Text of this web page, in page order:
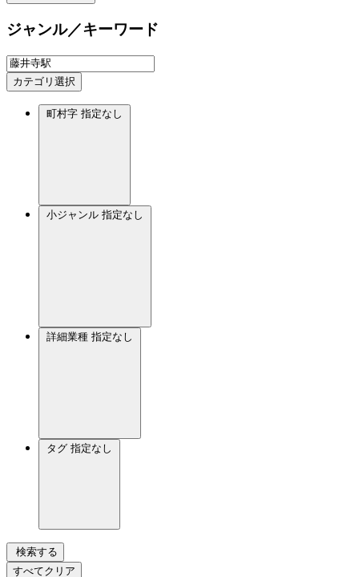
ジャンル／キーワード
カテゴリ選択
町村字 指定なし
小ジャンル 指定なし
詳細業種 指定なし
タグ 指定なし
検索する
すべてクリア